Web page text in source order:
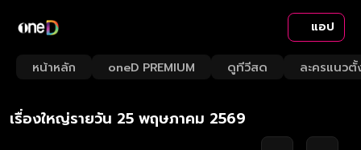
แอป
หน้าหลัก oneD PREMIUM ดูทีวีสด ละครแนวตั้
Loaded:
2.19%
Rate
เรื่องใหญ่รายวัน 25 พฤษภาคม 2569